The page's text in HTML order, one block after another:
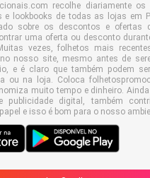
recolhe diariamente
e lookbooks de todas as lojas em
sobre os descontos e ofertas
uma oferta ou desconto
vezes, folhetos mais
nosso site, mesmo antes de
e é claro que também podem
ou na loja. Coloca
muito tempo e dinheiro.
publicidade digital, também
e isso é bom para o nosso